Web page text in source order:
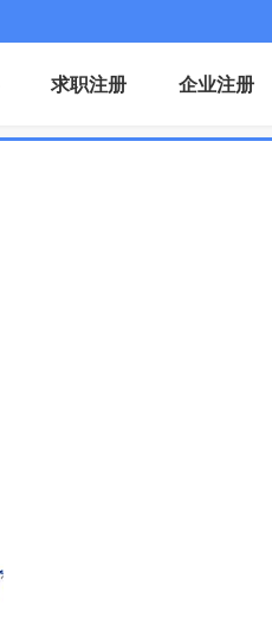
求职注册 企业注册